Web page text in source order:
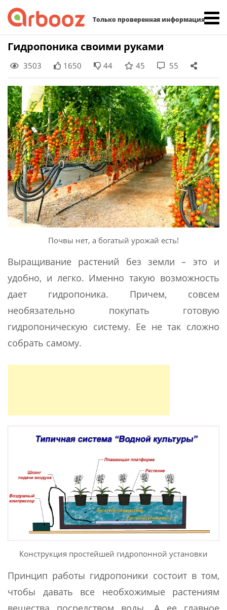
Только проверенная информация
Skip
content
Гидропоника своими руками
3503 1650 44 45 55
Почвы нет, а богатый урожай есть!
Выращивание растений без земли – это и
удобно, и легко. Именно такую возможность
дает гидропоника. Причем, совсем
необязательно покупать готовую
гидропоническую систему. Ее не так сложно
собрать самому.
Конструкция простейшей гидропонной установки
Принцип работы гидропоники состоит в том,
чтобы давать все необхожимые растениям
Найти: